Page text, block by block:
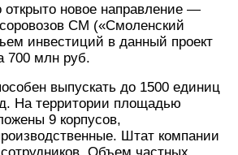
открыто новое направление —
СМ («Смоленский
инвестиций в данный проект
700 млн руб.
выпускать до 1500 единиц
На территории площадью
9 корпусов,
Штат компании